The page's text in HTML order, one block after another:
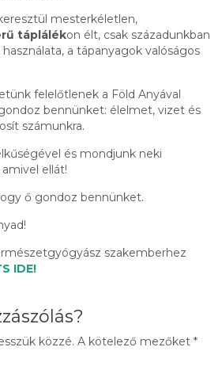
mesterkéletlen,
táplálékon élt, csak századunkban
a tápanyagok valóságos
felelőtlenek a Föld Anyával
bennünket: élelmet, vizet és
számunkra.
és mondjunk neki
ellát!
ő gondoz bennünket.
szakemberhez
IDE!
közzé. A kötelező mezőket *